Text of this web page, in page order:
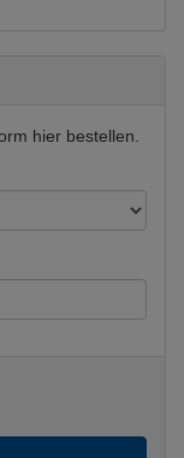
hier bestellen.